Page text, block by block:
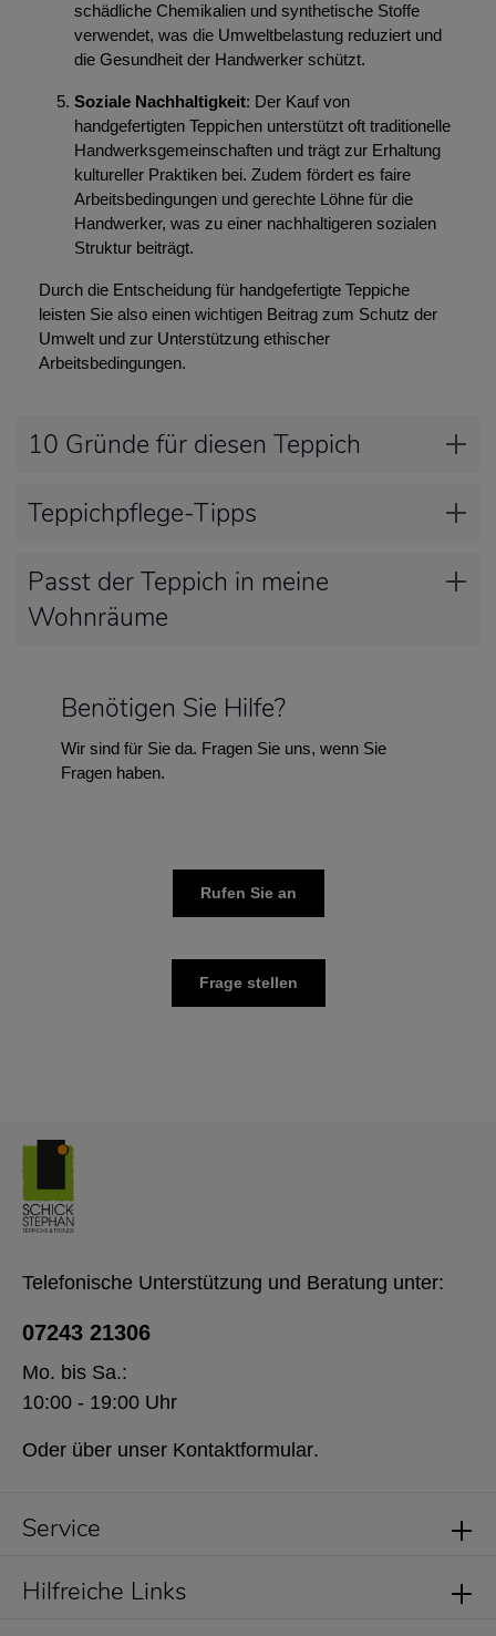
schädliche Chemikalien und synthetische Stoffe
verwendet, was die Umweltbelastung reduziert und
die Gesundheit der Handwerker schützt.
Soziale Nachhaltigkeit: Der Kauf von
handgefertigten Teppichen unterstützt oft traditionelle
Handwerksgemeinschaften und trägt zur Erhaltung
kultureller Praktiken bei. Zudem fördert es faire
Arbeitsbedingungen und gerechte Löhne für die
Handwerker, was zu einer nachhaltigeren sozialen
Struktur beiträgt.
Durch die Entscheidung für handgefertigte Teppiche
leisten Sie also einen wichtigen Beitrag zum Schutz der
Umwelt und zur Unterstützung ethischer
Arbeitsbedingungen.
10 Gründe für diesen Teppich
Teppichpflege-Tipps
Passt der Teppich in meine
Wohnräume
Benötigen Sie Hilfe?
Wir sind für Sie da. Fragen Sie uns, wenn Sie
Fragen haben.
Rufen Sie an
Frage stellen
Service
Telefonische Unterstützung und Beratung unter:
07243 21306
Mo. bis Sa.:
10:00 - 19:00 Uhr
Oder über unser Kontaktformular.
Hilfreiche Links